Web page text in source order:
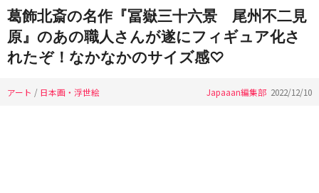
葛飾北斎の名作『冨嶽三十六景 尾州不二見
原』のあの職人さんが遂にフィギュア化さ
れたぞ！なかなかのサイズ感♡
アート / 日本画・浮世絵 Japaaan編集部 2022/12/10